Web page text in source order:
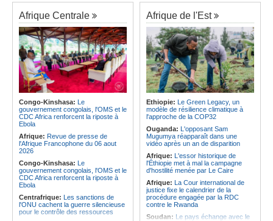
Afrique:Les Africains en première
ligne face à la crise de la biodiversité
Afrique:L'essor historique de
l'Éthiopie met à mal la campagne
d'hostilité menée par Le Caire
Afrique:La Cour international de
justice fixe le calendrier de la
procédure engagée par la RDC
contre le Rwanda
Afrique:Visite du Président de la
République et de la Première Dame
à Yamoussoukro
Afrique:Le Forum de
l'entrepreneuriat de Sept Afrique se
veut une plateforme de mobilisation
des investissements
Angola:Jiu-jitsu - Le pays
décroche une troisième médaille à
Abou Dabi
Afrique:Ju-Jitsu - La délégation
angolaise reçue par l'ambassadeur
d'Angola aux Émirats arabes unis
Angola:Une expédition automobile
favorise le tourisme à Humpata
Angola:La WAS-AC souhaite
collaborer avec le pays pour
stimuler l'aquaculture
Afrique:Un groupe parlementaire
se penche sur le rôle des femmes
dans l'interaction avec les
communautés
Afrique Centrale
Congo-Kinshasa: Le
gouvernement congolais, l'OMS et le
CDC Africa renforcent la riposte à
Ebola
Afrique: Revue de presse de
l'Afrique Francophone du 06 aout
2026
Congo-Kinshasa: Le
gouvernement congolais, l'OMS et le
CDC Africa renforcent la riposte à
Ebola
Centrafrique: Les sanctions de
l'ONU cachent la guerre silencieuse
pour le contrôle des ressources
Afrique de l'Est
Ethiopie: Le Green Legacy, un
modèle de résilience climatique à
l'approche de la COP32
Ouganda: L'opposant Sam
Mugumya réapparaît dans une
vidéo après un an de disparition
Afrique: L'essor historique de
l'Éthiopie met à mal la campagne
d'hostilité menée par Le Caire
Afrique: La Cour international de
justice fixe le calendrier de la
procédure engagée par la RDC
contre le Rwanda
Soudan: Le pays échange avec le